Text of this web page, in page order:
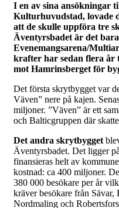
I en av sina ansökningar
Kulturhuvudstad, lovade
att de skulle uppföra tre
Äventyrsbadet är det
Evenemangsarena/
krafter har sedan flera år
mot Hamrinsberget för
Det första skrytbygget var
Väven” nere på kajen.
miljoner. ”Väven” är ett
och Balticgruppen där
Det andra skrytbygget
Äventyrsbadet. Det ligger
finansieras helt av
kostnad: ca 400 miljoner.
380 000 besökare per år
kräver besökare från
Nordmaling och